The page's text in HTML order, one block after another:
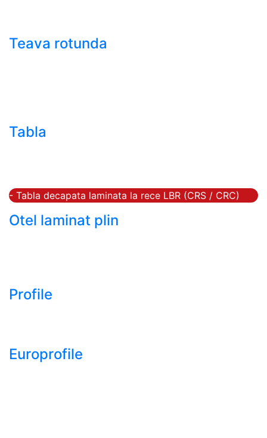
Teava rotunda
Tabla
- Tabla decapata laminata la rece LBR (CRS / CRC)
Otel laminat plin
Profile
Europrofile